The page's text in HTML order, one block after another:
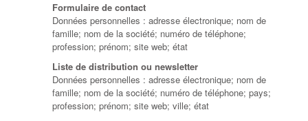
Formulaire de contact
Données personnelles : adresse électronique; nom de
famille; nom de la société; numéro de téléphone;
profession; prénom; site web; état
Liste de distribution ou newsletter
Données personnelles : adresse électronique; nom de
famille; nom de la société; numéro de téléphone; pays;
profession; prénom; site web; ville; état